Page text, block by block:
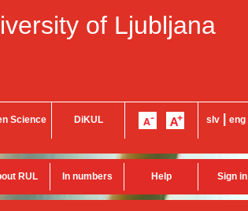
of Ljubljana
Science DiKUL slv eng
RUL In numbers Help Sign in